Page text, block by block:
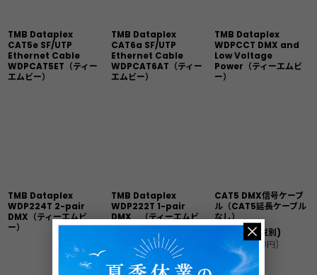
TMB Dataplex
CAT5e SF/UTP
Ethernet Cable
WDPCAT5ET（ティー
エムビー）
TMB Dataplex
CAT6a SF/UTP
Ethernet Cable
WDPCAT6AT（ティー
エムビー）
TMB Dataplex
WDPCCT DMX and
Low Voltage
Power（ティーエムビ
ー）
TMB Dataplex
WDP224T 2-pair
DMX（ティーエムビ
ー）
TMB Dataplex
WDP222T 1-pair
DMX （ティーエムビ
ー）
CAT5 DMX信号ケーブ
ル（CAT5延長ケーブル
なし）
円(税別)
税込 : 61,600円)